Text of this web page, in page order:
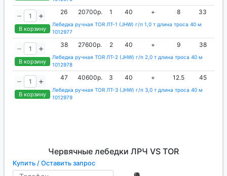
В корзину
26 20700р. 1 40 + 8 33
Лебедка ручная TOR ЛТ-1 (JHW) г/п 1,0 т длина троса 40 м
1012977
В корзину
38 27600р. 2 40 + 9 38
Лебедка ручная TOR ЛТ-2 (JHW) г/п 2,0 т длина троса 40 м
1012978
В корзину
47 40600р. 3 40 + 12.5 45
Лебедка ручная TOR ЛТ-3 (JHW) г/п 3,0 т длина троса 40 м
1012979
Червячные лебедки ЛРЧ VS TOR
Купить / Оставить запрос